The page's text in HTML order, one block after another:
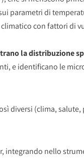
parametri di
con fattori di
la distribuzione
e identificano le
diversi (clima,
integrando nello